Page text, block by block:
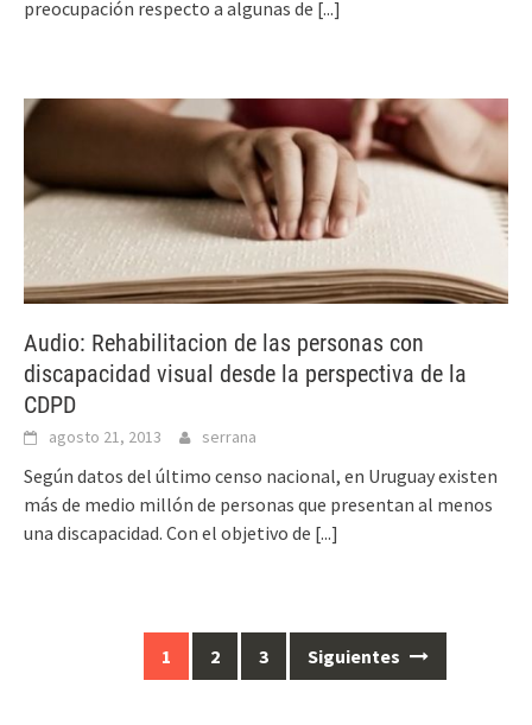
preocupación respecto a algunas de [...]
Audio: Rehabilitacion de las personas con
discapacidad visual desde la perspectiva de la
CDPD
agosto 21, 2013 serrana
​Según datos del último censo nacional, en Uruguay existen
más de medio millón de personas que presentan al menos
una discapacidad. Con el objetivo de [...]
1 2 3 Siguientes